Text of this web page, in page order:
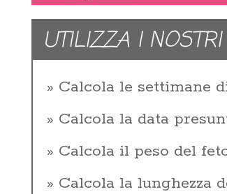
UTILIZZA I
Calcola le settimane
Calcola la data
Calcola il peso del
Calcola la lunghezza